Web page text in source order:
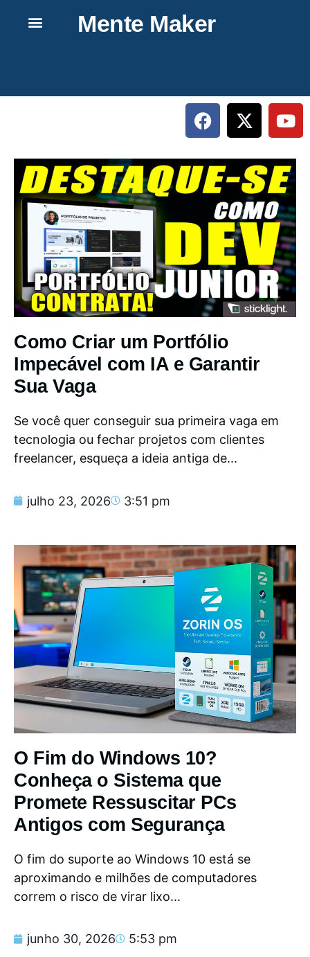
Mente Maker
Como Criar um Portfólio
Impecável com IA e Garantir
Sua Vaga
Se você quer conseguir sua primeira vaga em
tecnologia ou fechar projetos com clientes
freelancer, esqueça a ideia antiga de...
julho 23, 2026 3:51 pm
O Fim do Windows 10?
Conheça o Sistema que
Promete Ressuscitar PCs
Antigos com Segurança
O fim do suporte ao Windows 10 está se
aproximando e milhões de computadores
correm o risco de virar lixo...
junho 30, 2026 5:53 pm